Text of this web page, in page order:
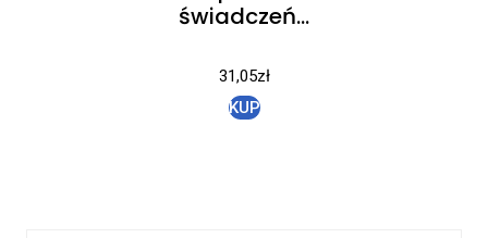
świadczeń…
31,05zł
KUP